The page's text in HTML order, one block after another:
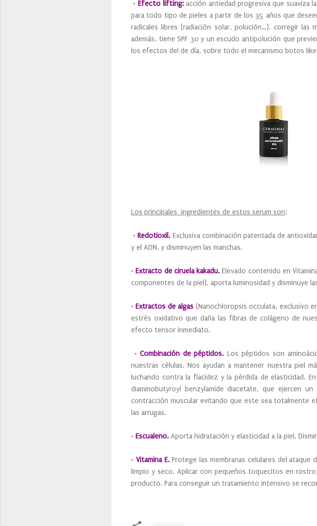
• Efecto lifting: acción antiedad progresiva que suaviza
para todo tipo de pieles a partir de los 35 años que
radicales libres (radiación solar, polución…), corregir las
además, tiene SPF 30 y un escudo antipolución que
los efectos del de día, sobre todo el mecanismo botos
Los principales ingredientes de estos serum son:
• Redotioxil. Exclusiva combinación patentada de
y el ADN, y disminuyen las manchas.
• Extracto de ciruela kakadu. Elevado contenido en
componentes de la piel), aporta luminosidad y disminuye
• Extractos de algas (Nanochloropsis occulata, exclusivo
estrés oxidativo que daña las fibras de colágeno de
efecto tensor inmediato.
•Combinación de péptidos. Los péptidos son
nuestras células. Nos ayudan a mantener nuestra piel
luchando contra la flacidez y la pérdida de elasticidad.
diaminobutyroyl benzylamide diacetate, que ejercen
contracción muscular evitando que este sea totalmente
las arrugas.
• Escualeno. Aporta hidratación y elasticidad a la piel.
• Vitamina E.Protege las membranas celulares del ataque
limpio y seco. Aplicar con pequeños toquecitos en
producto. Para conseguir un tratamiento intensivo se